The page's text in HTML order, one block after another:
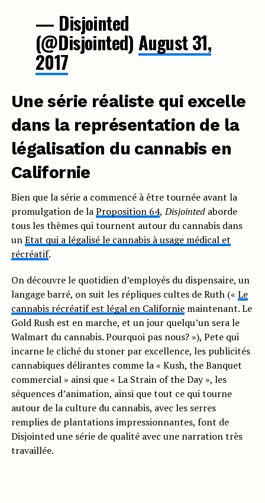
— Disjointed
(@Disjointed)August 31,
2017
Une série réaliste qui excelle
dans la représentation de la
légalisation du cannabis en
Californie
Bien que la série a commencé à être tournée avant la
promulgation de laProposition 64, Disjointedaborde
tous les thèmes qui tournent autour du cannabis dans
unEtat qui a légalisé le cannabis à usage médical et
récréatif.
On découvre le quotidien d’employés du dispensaire, un
langage barré, on suit les répliques cultes de Ruth (« Le
cannabis récréatif est légal en Californiemaintenant. Le
Gold Rush est en marche, et un jour quelqu’un sera le
Walmart du cannabis. Pourquoi pas nous? »), Pete qui
incarne le cliché du stoner par excellence, les publicités
cannabiques délirantes comme la « Kush, the Banquet
commercial » ainsi que « La Strain of the Day », les
séquences d’animation, ainsi que tout ce qui tourne
autour de la culture du cannabis, avec les serres
remplies de plantations impressionnantes, font de
Disjointed une série de qualité avec une narration très
travaillée.